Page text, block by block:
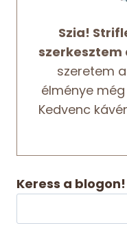
Szia!
szerkesztem
szeretem
élménye
Kedvenc
Keress a blogon!